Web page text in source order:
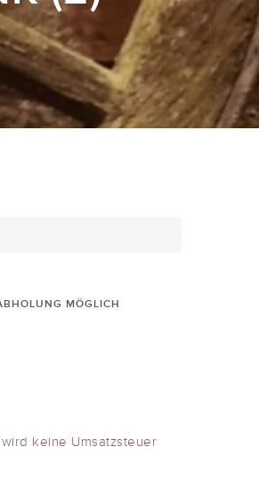
MÖGLICH
keine Umsatzsteuer